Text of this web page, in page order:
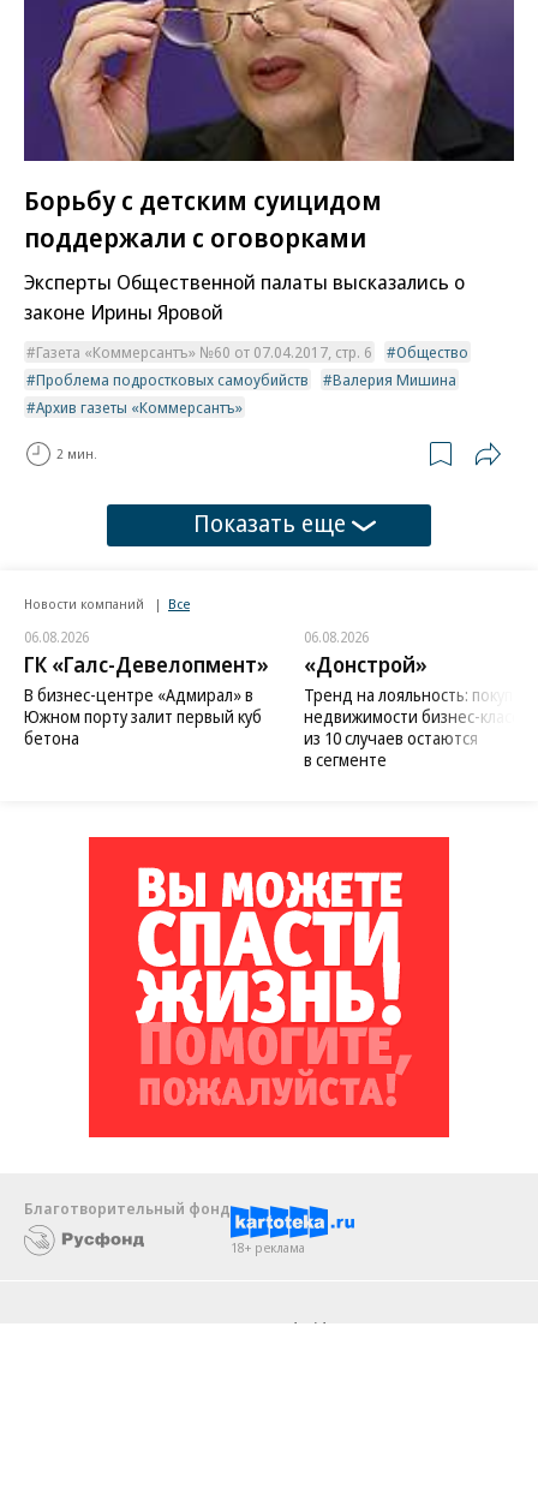
Борьбу с детским суицидом
поддержали с оговорками
Эксперты Общественной палаты высказались о
законе Ирины Яровой
Газета «Коммерсантъ» №60 от 07.04.2017, стр. 6
Общество
Проблема подростковых самоубийств
Валерия Мишина
Архив газеты «Коммерсантъ»
2 мин.
Показать еще
Новости компаний Все
06.08.2026
ГК «Галс-Девелопмент»
В бизнес-центре «Адмирал» в
Южном порту залит первый куб
бетона
06.08.2026
«Донстрой»
Тренд на лояльность:
недвижимости бизнес-класса
из 10 случаев остаются
в сегменте
Благотворительный фонд
18+ реклама
Android